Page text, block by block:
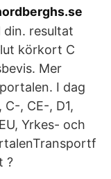
resultat
körkort C
Mer
I dag
, CE-, D1,
Yrkes- och
?